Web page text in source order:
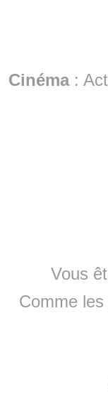
Cinéma:
Vous
Comme